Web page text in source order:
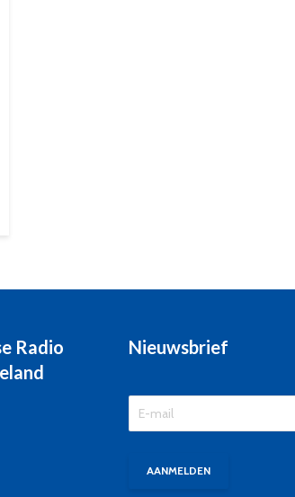
Radio
Nieuwsbrief